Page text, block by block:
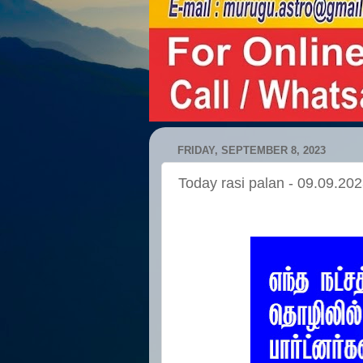
FRIDAY, SEPTEMBER 8, 2023
Today rasi palan -